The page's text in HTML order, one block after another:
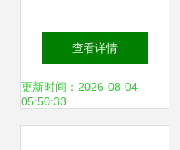
解析 一辆需要多少
钱？
查看详情
更新时间：2026-08-04
05:50:33